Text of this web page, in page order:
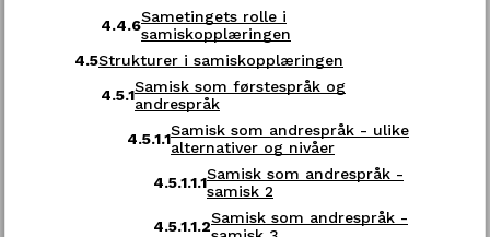
Facebook YouTube LinkedIn
Personvern og informasjonskapsler
4.4.6Sametingets rolle i
samiskopplæringen
4.5Strukturer i samiskopplæringen
4.5.1Samisk som førstespråk og
andrespråk
4.5.1.1Samisk som andrespråk - ulike
alternativer og nivåer
4.5.1.1.1Samisk som andrespråk -
samisk 2
4.5.1.1.2Samisk som andrespråk -